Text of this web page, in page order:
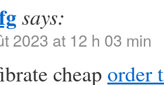
says:
2023 at 12 h 03 min
cheap order